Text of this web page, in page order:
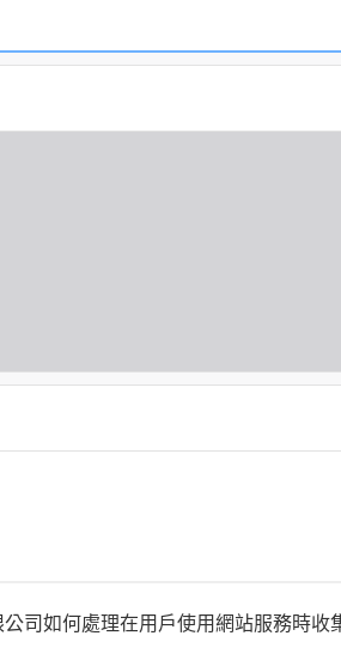
司如何處理在用戶使用網站服務時